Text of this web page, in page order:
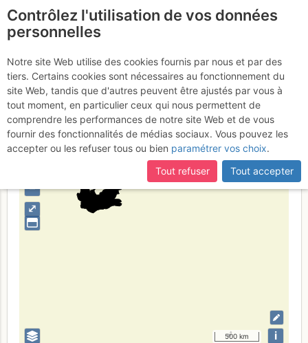
Cap-Occidental
Type de région limite administrative
⤢
–
500 km i
Contrôlez l'utilisation de vos données
personnelles
Notre site Web utilise des cookies fournis par nous et par des
tiers. Certains cookies sont nécessaires au fonctionnement du
site Web, tandis que d'autres peuvent être ajustés par vous à
tout moment, en particulier ceux qui nous permettent de
comprendre les performances de notre site Web et de vous
fournir des fonctionnalités de médias sociaux. Vous pouvez les
accepter ou les refuser tous ou bien paramétrer vos choix.
Tout refuser
Tout accepter